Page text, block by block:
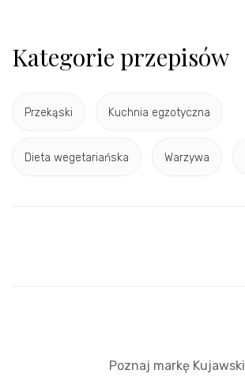
Kategorie przepisów
Przekąski Kuchnia egzotyczna
Dieta wegetariańska Warzywa
Poznaj markę Kujawski